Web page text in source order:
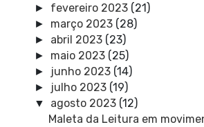
► fevereiro 2023 (21)
► março 2023 (28)
► abril 2023 (23)
► maio 2023 (25)
► junho 2023 (14)
► julho 2023 (19)
▼ agosto 2023 (12)
Maleta da Leitura em